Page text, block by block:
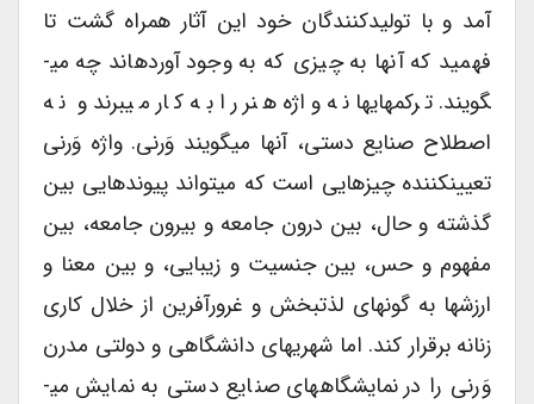
آمد و با تولیدکنندگان خود این آثار همراه گشت تا
فهمید که آنها به چیزی که به وجود آورده­اند چه می­
گویند. ترکمه­ای­ها نه واژه هنر را به کار می­برند و نه
اصطلاح صنایع دستی، آنها می­گویند وَرنی. واژه وَرنی
تعیین­کننده چیزهایی است که می­تواند پیوندهایی بین
گذشته و حال، بین درون جامعه و بیرون جامعه، بین
مفهوم و حس، بین جنسیت و زیبایی، و بین معنا و
ارزش­ها به گونه­ای لذت­بخش و غرورآفرین از خلال کاری
زنانه برقرار کند. اما شهری­های دانشگاهی و دولتی مدرن
وَرنی را در نمایشگاه­های صنایع دستی به نمایش می­